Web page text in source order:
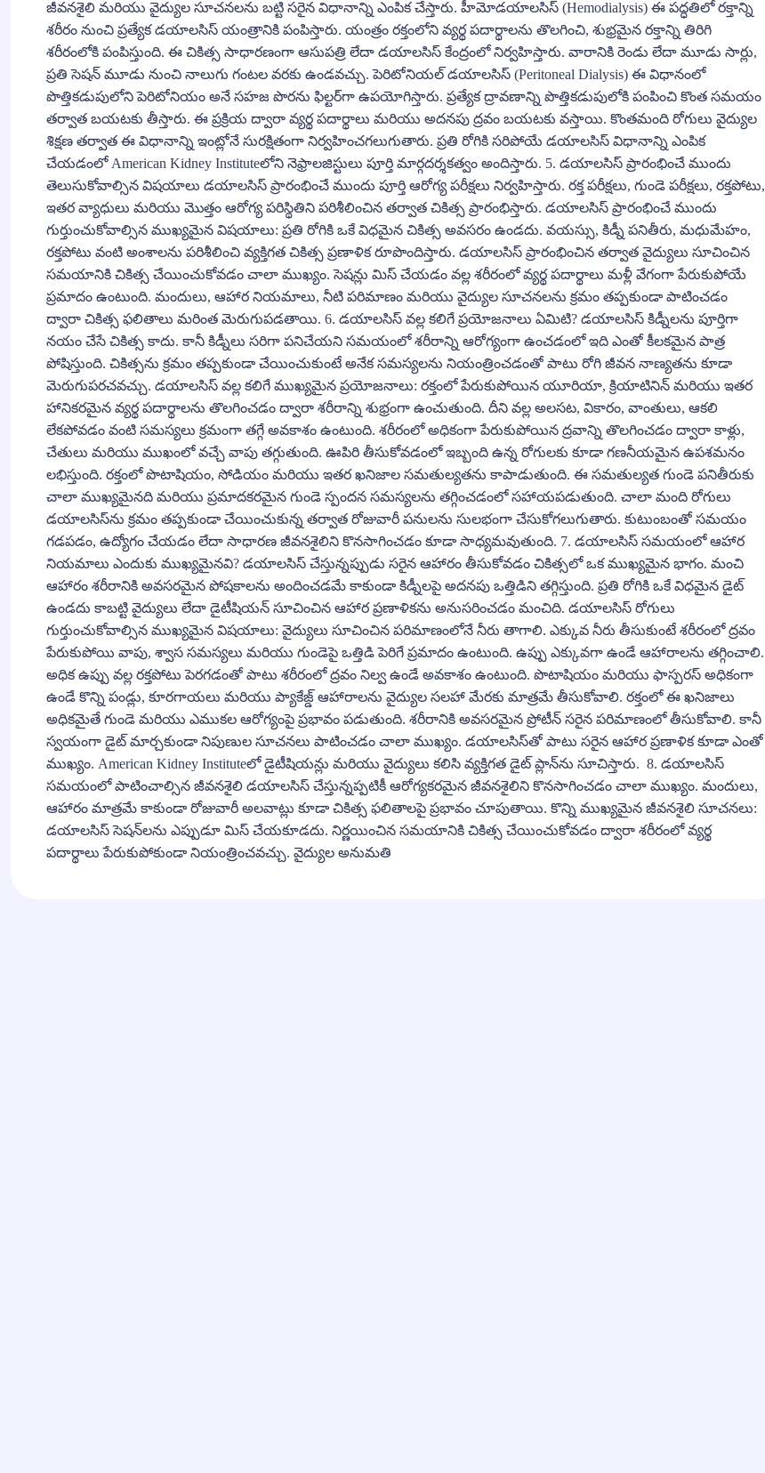
జీవనశైలి మరియు వైద్యుల సూచనలను బట్టి సరైన విధానాన్ని ఎంపిక చేస్తారు. హీమోడయాలసిస్ (Hemodialysis) ఈ పద్ధతిలో రక్తాన్ని
శరీరం నుంచి ప్రత్యేక డయాలసిస్ యంత్రానికి పంపిస్తారు. యంత్రం రక్తంలోని వ్యర్థ పదార్థాలను తొలగించి, శుభ్రమైన రక్తాన్ని తిరిగి
శరీరంలోకి పంపిస్తుంది. ఈ చికిత్స సాధారణంగా ఆసుపత్రి లేదా డయాలసిస్ కేంద్రంలో నిర్వహిస్తారు. వారానికి రెండు లేదా మూడు సార్లు,
ప్రతి సెషన్ మూడు నుంచి నాలుగు గంటల వరకు ఉండవచ్చు. పెరిటోనియల్ డయాలసిస్ (Peritoneal Dialysis) ఈ విధానంలో
పొత్తికడుపులోని పెరిటోనియం అనే సహజ పొరను ఫిల్టర్‌గా ఉపయోగిస్తారు. ప్రత్యేక ద్రావణాన్ని పొత్తికడుపులోకి పంపించి కొంత సమయం
తర్వాత బయటకు తీస్తారు. ఈ ప్రక్రియ ద్వారా వ్యర్థ పదార్థాలు మరియు అదనపు ద్రవం బయటకు వస్తాయి. కొంతమంది రోగులు వైద్యుల
శిక్షణ తర్వాత ఈ విధానాన్ని ఇంట్లోనే సురక్షితంగా నిర్వహించగలుగుతారు. ప్రతి రోగికి సరిపోయే డయాలసిస్ విధానాన్ని ఎంపిక
చేయడంలో American Kidney Instituteలోని నెఫ్రాలజిస్టులు పూర్తి మార్గదర్శకత్వం అందిస్తారు. 5. డయాలసిస్ ప్రారంభించే ముందు
తెలుసుకోవాల్సిన విషయాలు డయాలసిస్ ప్రారంభించే ముందు పూర్తి ఆరోగ్య పరీక్షలు నిర్వహిస్తారు. రక్త పరీక్షలు, గుండె పరీక్షలు, రక్తపోటు,
ఇతర వ్యాధులు మరియు మొత్తం ఆరోగ్య పరిస్థితిని పరిశీలించిన తర్వాత చికిత్స ప్రారంభిస్తారు. డయాలసిస్ ప్రారంభించే ముందు
గుర్తుంచుకోవాల్సిన ముఖ్యమైన విషయాలు: ప్రతి రోగికి ఒకే విధమైన చికిత్స అవసరం ఉండదు. వయస్సు, కిడ్నీ పనితీరు, మధుమేహం,
రక్తపోటు వంటి అంశాలను పరిశీలించి వ్యక్తిగత చికిత్స ప్రణాళిక రూపొందిస్తారు. డయాలసిస్ ప్రారంభించిన తర్వాత వైద్యులు సూచించిన
సమయానికి చికిత్స చేయించుకోవడం చాలా ముఖ్యం. సెషన్లు మిస్ చేయడం వల్ల శరీరంలో వ్యర్థ పదార్థాలు మళ్లీ వేగంగా పేరుకుపోయే
ప్రమాదం ఉంటుంది. మందులు, ఆహార నియమాలు, నీటి పరిమాణం మరియు వైద్యుల సూచనలను క్రమం తప్పకుండా పాటించడం
ద్వారా చికిత్స ఫలితాలు మరింత మెరుగుపడతాయి. 6. డయాలసిస్ వల్ల కలిగే ప్రయోజనాలు ఏమిటి? డయాలసిస్ కిడ్నీలను పూర్తిగా
నయం చేసే చికిత్స కాదు. కానీ కిడ్నీలు సరిగా పనిచేయని సమయంలో శరీరాన్ని ఆరోగ్యంగా ఉంచడంలో ఇది ఎంతో కీలకమైన పాత్ర
పోషిస్తుంది. చికిత్సను క్రమం తప్పకుండా చేయించుకుంటే అనేక సమస్యలను నియంత్రించడంతో పాటు రోగి జీవన నాణ్యతను కూడా
మెరుగుపరచవచ్చు. డయాలసిస్ వల్ల కలిగే ముఖ్యమైన ప్రయోజనాలు: రక్తంలో పేరుకుపోయిన యూరియా, క్రియాటినిన్ మరియు ఇతర
హానికరమైన వ్యర్థ పదార్థాలను తొలగించడం ద్వారా శరీరాన్ని శుభ్రంగా ఉంచుతుంది. దీని వల్ల అలసట, వికారం, వాంతులు, ఆకలి
లేకపోవడం వంటి సమస్యలు క్రమంగా తగ్గే అవకాశం ఉంటుంది. శరీరంలో అధికంగా పేరుకుపోయిన ద్రవాన్ని తొలగించడం ద్వారా కాళ్లు,
చేతులు మరియు ముఖంలో వచ్చే వాపు తగ్గుతుంది. ఊపిరి తీసుకోవడంలో ఇబ్బంది ఉన్న రోగులకు కూడా గణనీయమైన ఉపశమనం
లభిస్తుంది. రక్తంలో పొటాషియం, సోడియం మరియు ఇతర ఖనిజాల సమతుల్యతను కాపాడుతుంది. ఈ సమతుల్యత గుండె పనితీరుకు
చాలా ముఖ్యమైనది మరియు ప్రమాదకరమైన గుండె స్పందన సమస్యలను తగ్గించడంలో సహాయపడుతుంది. చాలా మంది రోగులు
డయాలసిస్‌ను క్రమం తప్పకుండా చేయించుకున్న తర్వాత రోజువారీ పనులను సులభంగా చేసుకోగలుగుతారు. కుటుంబంతో సమయం
గడపడం, ఉద్యోగం చేయడం లేదా సాధారణ జీవనశైలిని కొనసాగించడం కూడా సాధ్యమవుతుంది. 7. డయాలసిస్ సమయంలో ఆహార
నియమాలు ఎందుకు ముఖ్యమైనవి? డయాలసిస్ చేస్తున్నప్పుడు సరైన ఆహారం తీసుకోవడం చికిత్సలో ఒక ముఖ్యమైన భాగం. మంచి
ఆహారం శరీరానికి అవసరమైన పోషకాలను అందించడమే కాకుండా కిడ్నీలపై అదనపు ఒత్తిడిని తగ్గిస్తుంది. ప్రతి రోగికి ఒకే విధమైన డైట్
ఉండదు కాబట్టి వైద్యులు లేదా డైటీషియన్ సూచించిన ఆహార ప్రణాళికను అనుసరించడం మంచిది. డయాలసిస్ రోగులు
గుర్తుంచుకోవాల్సిన ముఖ్యమైన విషయాలు: వైద్యులు సూచించిన పరిమాణంలోనే నీరు తాగాలి. ఎక్కువ నీరు తీసుకుంటే శరీరంలో ద్రవం
పేరుకుపోయి వాపు, శ్వాస సమస్యలు మరియు గుండెపై ఒత్తిడి పెరిగే ప్రమాదం ఉంటుంది. ఉప్పు ఎక్కువగా ఉండే ఆహారాలను తగ్గించాలి.
అధిక ఉప్పు వల్ల రక్తపోటు పెరగడంతో పాటు శరీరంలో ద్రవం నిల్వ ఉండే అవకాశం ఉంటుంది. పొటాషియం మరియు ఫాస్పరస్ అధికంగా
ఉండే కొన్ని పండ్లు, కూరగాయలు మరియు ప్యాకేజ్డ్ ఆహారాలను వైద్యుల సలహా మేరకు మాత్రమే తీసుకోవాలి. రక్తంలో ఈ ఖనిజాలు
అధికమైతే గుండె మరియు ఎముకల ఆరోగ్యంపై ప్రభావం పడుతుంది. శరీరానికి అవసరమైన ప్రోటీన్ సరైన పరిమాణంలో తీసుకోవాలి. కానీ
స్వయంగా డైట్ మార్చకుండా నిపుణుల సూచనలు పాటించడం చాలా ముఖ్యం. డయాలసిస్‌తో పాటు సరైన ఆహార ప్రణాళిక కూడా ఎంతో
ముఖ్యం. American Kidney Instituteలో డైటీషియన్లు మరియు వైద్యులు కలిసి వ్యక్తిగత డైట్ ప్లాన్‌ను సూచిస్తారు. 8. డయాలసిస్
సమయంలో పాటించాల్సిన జీవనశైలి డయాలసిస్ చేస్తున్నప్పటికీ ఆరోగ్యకరమైన జీవనశైలిని కొనసాగించడం చాలా ముఖ్యం. మందులు,
ఆహారం మాత్రమే కాకుండా రోజువారీ అలవాట్లు కూడా చికిత్స ఫలితాలపై ప్రభావం చూపుతాయి. కొన్ని ముఖ్యమైన జీవనశైలి సూచనలు:
డయాలసిస్ సెషన్‌లను ఎప్పుడూ మిస్ చేయకూడదు. నిర్ణయించిన సమయానికి చికిత్స చేయించుకోవడం ద్వారా శరీరంలో వ్యర్థ
పదార్థాలు పేరుకుపోకుండా నియంత్రించవచ్చు. వైద్యుల అనుమతి